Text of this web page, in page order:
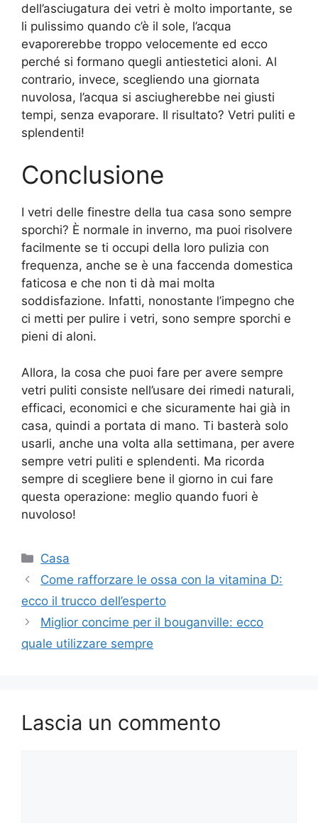
dell’asciugatura dei vetri è molto importante, se
li pulissimo quando c’è il sole, l’acqua
evaporerebbe troppo velocemente ed ecco
perché si formano quegli antiestetici aloni. Al
contrario, invece, scegliendo una giornata
nuvolosa, l’acqua si asciugherebbe nei giusti
tempi, senza evaporare. Il risultato? Vetri puliti e
splendenti!
Conclusione
I vetri delle finestre della tua casa sono sempre
sporchi? È normale in inverno, ma puoi risolvere
facilmente se ti occupi della loro pulizia con
frequenza, anche se è una faccenda domestica
faticosa e che non ti dà mai molta
soddisfazione. Infatti, nonostante l’impegno che
ci metti per pulire i vetri, sono sempre sporchi e
pieni di aloni.
Allora, la cosa che puoi fare per avere sempre
vetri puliti consiste nell’usare dei rimedi naturali,
efficaci, economici e che sicuramente hai già in
casa, quindi a portata di mano. Ti basterà solo
usarli, anche una volta alla settimana, per avere
sempre vetri puliti e splendenti. Ma ricorda
sempre di scegliere bene il giorno in cui fare
questa operazione: meglio quando fuori è
nuvoloso!
Categorie
Casa
Come rafforzare le ossa con la vitamina D:
ecco il trucco dell’esperto
Miglior concime per il bouganville: ecco
quale utilizzare sempre
Lascia un commento